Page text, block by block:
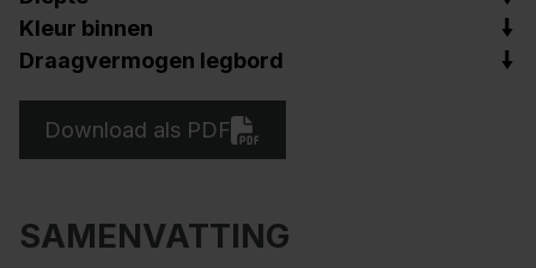
Kleur binnen
Draagvermogen legbord
Download als PDF
SAMENVATTING